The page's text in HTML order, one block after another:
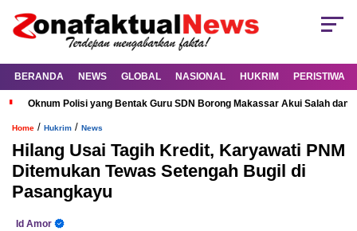
BERANDA NEWS GLOBAL NASIONAL HUKRIM PERISTIWA
Oknum Polisi yang Bentak Guru SDN Borong Makassar Akui Salah dan
Home / Hukrim / News
Hilang Usai Tagih Kredit, Karyawati PNM
Ditemukan Tewas Setengah Bugil di
Pasangkayu
Id Amor